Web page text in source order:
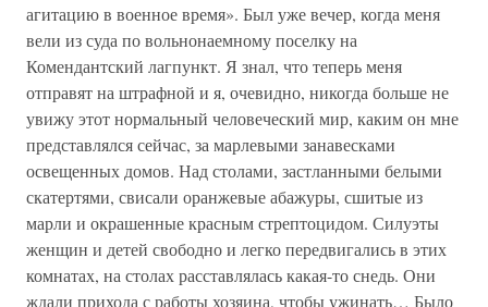
агитацию в военное время». Был уже вечер, когда меня
вели из суда по вольнонаемному поселку на
Комендантский лагпункт. Я знал, что теперь меня
отправят на штрафной и я, очевидно, никогда больше не
увижу этот нормальный человеческий мир, каким он мне
представлялся сейчас, за марлевыми занавесками
освещенных домов. Над столами, застланными белыми
скатертями, свисали оранжевые абажуры, сшитые из
марли и окрашенные красным стрептоцидом. Силуэты
женщин и детей свободно и легко передвигались в этих
комнатах, на столах расставлялась какая-то снедь. Они
ждали прихода с работы хозяина, чтобы ужинать… Было